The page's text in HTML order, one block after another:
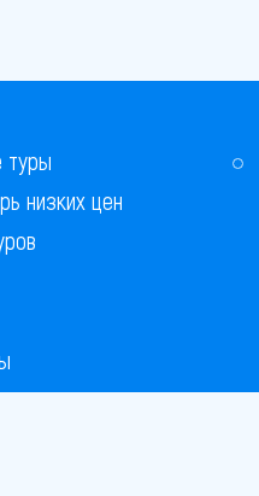
туры
низких цен
программа